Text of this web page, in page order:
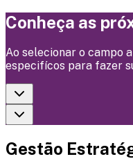
Conheça as
Ao selecionar o campo
especifícos para fazer
Gestão